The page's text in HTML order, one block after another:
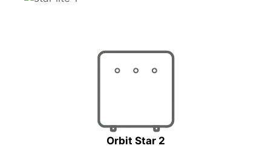
Orbit Star 2